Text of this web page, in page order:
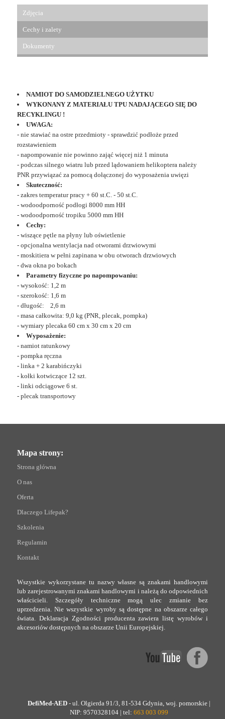
Zdjęcia
Cechy i zalety
Dokumenty
NAMIOT DO SAMODZIELNEGO UŻYTKU
WYKONANY Z MATERIAŁU TPU NADAJĄCEGO SIĘ DO
RECYKLINGU !
UWAGA:
- nie stawiać na ostre przedmioty - sprawdzić podłoże przed
rozstawieniem
- napompowanie nie powinno zająć więcej niż 1 minuta
- podczas silnego wiatru lub przed lądowaniem helikoptera należy
PNR przywiązać za pomocą dołączonej do wyposażenia uwięzi
Skuteczność:
- zakres temperatur pracy + 60 st.C. - 50 st.C.
- wodoodporność podłogi 8000 mm HH
- wodoodporność tropiku 5000 mm HH
Cechy:
- wiszące pętle na płyny lub oświetlenie
- opcjonalna wentylacja nad otworami drzwiowymi
- moskitiera w pełni zapinana w obu otworach drzwiowych
- dwa okna po bokach
Parametry fizyczne po napompowaniu:
- wysokość: 1,2 m
- szerokość: 1,6 m
- długość: 2,6 m
- masa całkowita: 9,0 kg (PNR, plecak, pompka)
- wymiary plecaka 60 cm x 30 cm x 20 cm
Wyposażenie:
- namiot ratunkowy
- pompka ręczna
- linka + 2 karabińczyki
- kołki kotwiczące 12 szt.
- linki odciągowe 6 st.
- plecak transportowy
Mapa strony:
Strona główna
O nas
Oferta
Dlaczego Lifepak?
Szkolenia
Regulamin
Kontakt
Wszystkie wykorzystane tu nazwy własne są znakami handlowymi
lub zarejestrowanymi znakami handlowymi i należą do odpowiednich
właścicieli. Szczegóły techniczne mogą ulec zmianie bez
uprzedzenia. Nie wszystkie wyroby są dostępne na obszarze całego
świata. Deklaracja Zgodności producenta zawiera listę wyrobów i
akcesoriów dostępnych na obszarze Unii Europejskiej.
DefiMed-AED- ul. Olgierda 91/3, 81-534 Gdynia, woj. pomorskie |
NIP: 9570328104 | tel: 663 003 099